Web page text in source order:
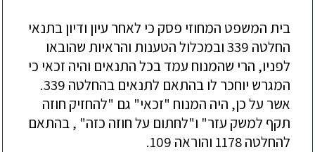
בית המשפט המחוזי פסק כי לאחר עיון ודיון בתנאי
החלטה 339 ובמכלול הטענות והראיות שהובאו
לפניו, הרי שהמנוח עמד בכל התנאים והיה זכאי כי
המגרש יוחכר לו בהתאם לתנאים בהחלטה 339.
אשר על כן, היה המנוח "זכאי" גם "להחזיק חוזה
תקף למשק עזר" ו"לחתום על חוזה כזה" , בהתאם
להחלטה 1178 והוראה 109.